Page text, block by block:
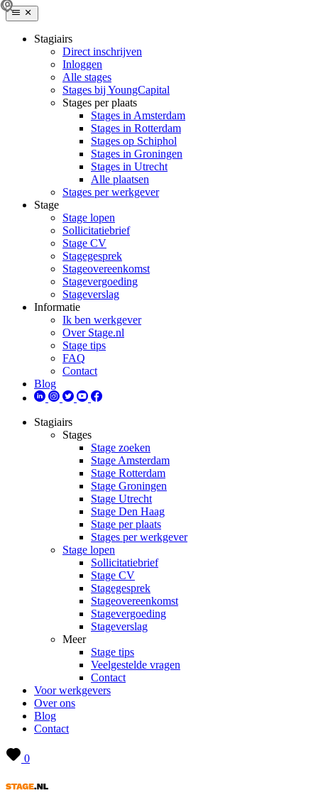
Stagiairs
Direct inschrijven
Inloggen
Alle stages
Stages bij YoungCapital
Stages per plaats
Stages in Amsterdam
Stages in Rotterdam
Stages op Schiphol
Stages in Groningen
Stages in Utrecht
Alle plaatsen
Stages per werkgever
Stage
Stage lopen
Sollicitatiebrief
Stage CV
Stagegesprek
Stageovereenkomst
Stagevergoeding
Stageverslag
Informatie
Ik ben werkgever
Over Stage.nl
Stage tips
FAQ
Contact
Blog
Stagiairs
Stages
Stage zoeken
Stage Amsterdam
Stage Rotterdam
Stage Groningen
Stage Utrecht
Stage Den Haag
Stage per plaats
Stages per werkgever
Stage lopen
Sollicitatiebrief
Stage CV
Stagegesprek
Stageovereenkomst
Stagevergoeding
Stageverslag
Meer
Stage tips
Veelgestelde vragen
Contact
Voor werkgevers
Over ons
Blog
Contact
0